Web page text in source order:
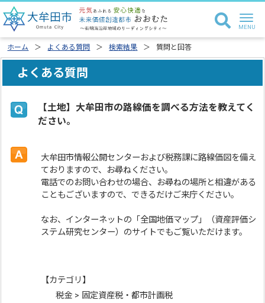
ホーム よくある質問 検索結果 質問と回答
よくある質問
【土地】大牟田市の路線価を調べる方法を教えてく
ださい。
大牟田市情報公開センターおよび税務課に路線価図を備え
ておりますので、お尋ねください。
電話でのお問い合わせの場合、お尋ねの場所と相違がある
こともございますので、できるだけご来庁ください。
なお、インターネットの「全国地価マップ」（資産評価シ
ステム研究センター）のサイトでもご覧いただけます。
【カテゴリ】
税金 > 固定資産税・都市計画税